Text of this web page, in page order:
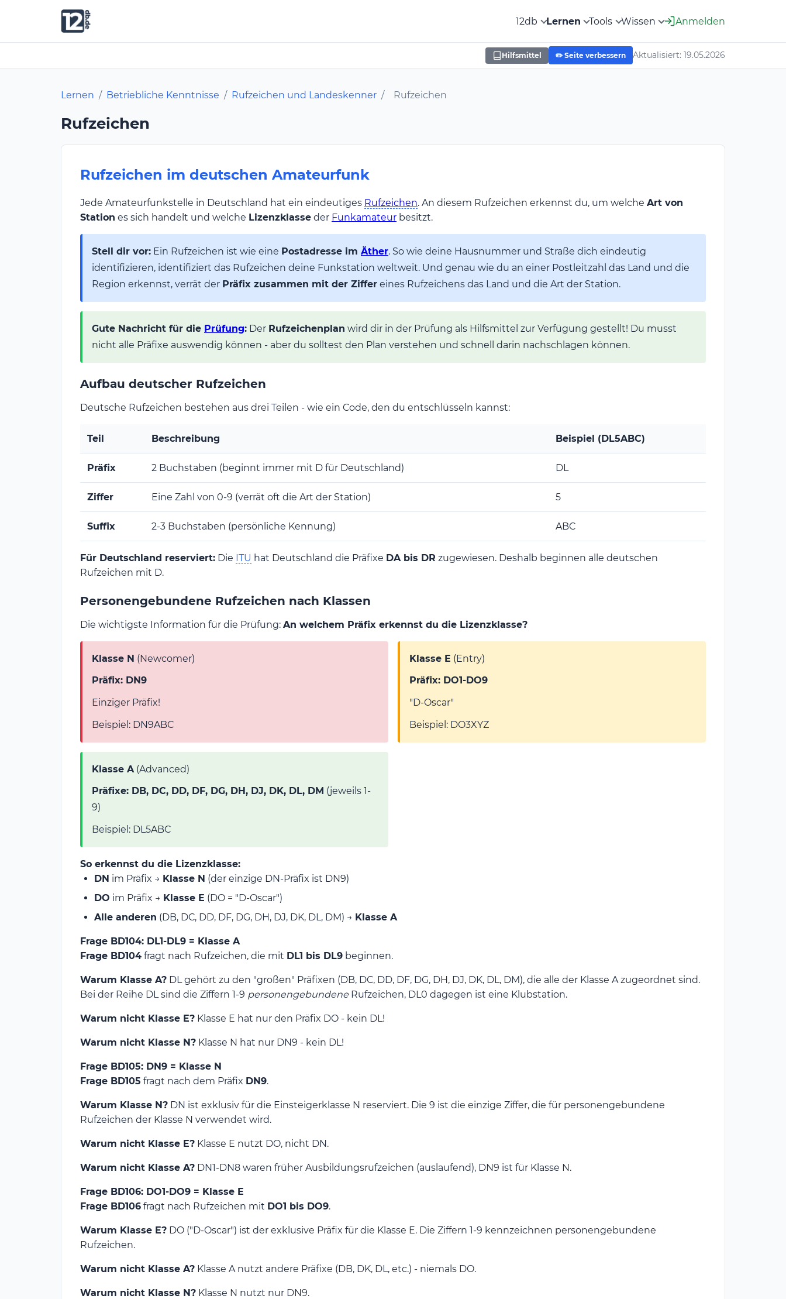
12db Lernen Tools Wissen Anmelden
Hilfsmittel ✏️ Seite verbessern Aktualisiert: 19.05.2026
Lernen / Betriebliche Kenntnisse / Rufzeichen und Landeskenner / Rufzeichen
Rufzeichen
Rufzeichen im deutschen Amateurfunk
Jede Amateurfunkstelle in Deutschland hat ein eindeutiges Rufzeichen. An diesem Rufzeichen erkennst du, um welche Art von
Station es sich handelt und welche Lizenzklasse der Funkamateur besitzt.
Stell dir vor: Ein Rufzeichen ist wie eine Postadresse im Äther. So wie deine Hausnummer und Straße dich eindeutig
identifizieren, identifiziert das Rufzeichen deine Funkstation weltweit. Und genau wie du an einer Postleitzahl das Land und die
Region erkennst, verrät der Präfix zusammen mit der Ziffer eines Rufzeichens das Land und die Art der Station.
Gute Nachricht für die Prüfung: Der Rufzeichenplan wird dir in der Prüfung als Hilfsmittel zur Verfügung gestellt! Du musst
nicht alle Präfixe auswendig können - aber du solltest den Plan verstehen und schnell darin nachschlagen können.
Aufbau deutscher Rufzeichen
Deutsche Rufzeichen bestehen aus drei Teilen - wie ein Code, den du entschlüsseln kannst:
Teil Beschreibung Beispiel (DL5ABC)
Präfix 2 Buchstaben (beginnt immer mit D für Deutschland) DL
Ziffer Eine Zahl von 0-9 (verrät oft die Art der Station) 5
Suffix 2-3 Buchstaben (persönliche Kennung) ABC
Für Deutschland reserviert: Die ITU hat Deutschland die Präfixe DA bis DR zugewiesen. Deshalb beginnen alle deutschen
Rufzeichen mit D.
Personengebundene Rufzeichen nach Klassen
Die wichtigste Information für die Prüfung: An welchem Präfix erkennst du die Lizenzklasse?
Klasse N (Newcomer)
Präfix: DN9
Einziger Präfix!
Beispiel: DN9ABC
Klasse E (Entry)
Präfix: DO1-DO9
"D-Oscar"
Beispiel: DO3XYZ
Klasse A (Advanced)
Präfixe: DB, DC, DD, DF, DG, DH, DJ, DK, DL, DM (jeweils 1-
9)
Beispiel: DL5ABC
So erkennst du die Lizenzklasse:
DN im Präfix → Klasse N (der einzige DN-Präfix ist DN9)
DO im Präfix → Klasse E (DO = "D-Oscar")
Alle anderen (DB, DC, DD, DF, DG, DH, DJ, DK, DL, DM) → Klasse A
Frage BD104: DL1-DL9 = Klasse A
Frage BD104 fragt nach Rufzeichen, die mit DL1 bis DL9 beginnen.
Warum Klasse A? DL gehört zu den "großen" Präfixen (DB, DC, DD, DF, DG, DH, DJ, DK, DL, DM), die alle der Klasse A zugeordnet sind.
Bei der Reihe DL sind die Ziffern 1-9 personengebundeneRufzeichen, DL0 dagegen ist eine Klubstation.
Warum nicht Klasse E? Klasse E hat nur den Präfix DO - kein DL!
Warum nicht Klasse N? Klasse N hat nur DN9 - kein DL!
Frage BD105: DN9 = Klasse N
Frage BD105 fragt nach dem Präfix DN9.
Warum Klasse N? DN ist exklusiv für die Einsteigerklasse N reserviert. Die 9 ist die einzige Ziffer, die für personengebundene
Rufzeichen der Klasse N verwendet wird.
Warum nicht Klasse E? Klasse E nutzt DO, nicht DN.
Warum nicht Klasse A? DN1-DN8 waren früher Ausbildungsrufzeichen (auslaufend), DN9 ist für Klasse N.
Frage BD106: DO1-DO9 = Klasse E
Frage BD106 fragt nach Rufzeichen mit DO1 bis DO9.
Warum Klasse E? DO ("D-Oscar") ist der exklusive Präfix für die Klasse E. Die Ziffern 1-9 kennzeichnen personengebundene
Rufzeichen.
Warum nicht Klasse A? Klasse A nutzt andere Präfixe (DB, DK, DL, etc.) - niemals DO.
Warum nicht Klasse N? Klasse N nutzt nur DN9.